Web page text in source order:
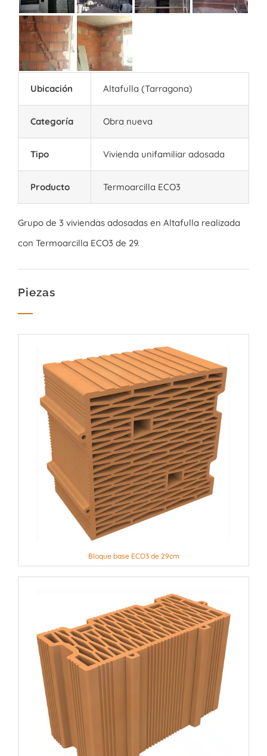
Ubicación Altafulla (Tarragona)
Categoría Obra nueva
Tipo Vivienda unifamiliar adosada
Producto Termoarcilla ECO3
Grupo de 3 viviendas adosadas en Altafulla realizada
con Termoarcilla ECO3 de 29.
Piezas
Bloque base ECO3 de 29cm